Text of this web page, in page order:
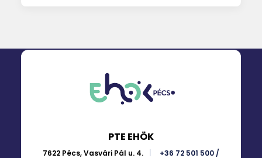
PTE EHÖK
7622 Pécs, Vasvári Pál u. 4.
+36 72 501 500 /